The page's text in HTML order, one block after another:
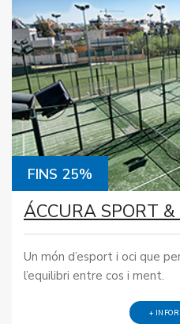
FINS 25%
ÁCCURA SPORT
Un món d’esport i oci que
l’equilibri entre cos i ment.
+